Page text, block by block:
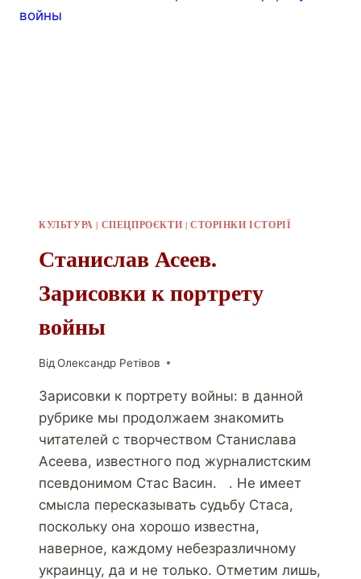
КУЛЬТУРА | СПЕЦПРОЄКТИ | СТОРІНКИ ІСТОРІЇ
Станислав Асеев.
Зарисовки к портрету
войны
Від Олександр Ретівов
Зарисовки к портрету войны: в данной
рубрике мы продолжаем знакомить
читателей с творчеством Станислава
Асеева, известного под журналистским
псевдонимом Стас Васин. . Не имеет
смысла пересказывать судьбу Стаса,
поскольку она хорошо известна,
наверное, каждому небезразличному
украинцу, да и не только. Отметим лишь,